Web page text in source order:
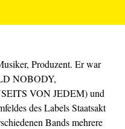
Produzent. Er war
NOBODY,
VON JEDEM) und
des Labels Staatsakt
Bands mehrere